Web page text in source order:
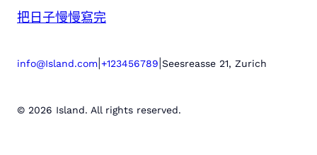
把日子慢慢寫完
info@Island.com +123456789 Seesreasse 21, Zurich
© 2026 Island. All rights reserved.